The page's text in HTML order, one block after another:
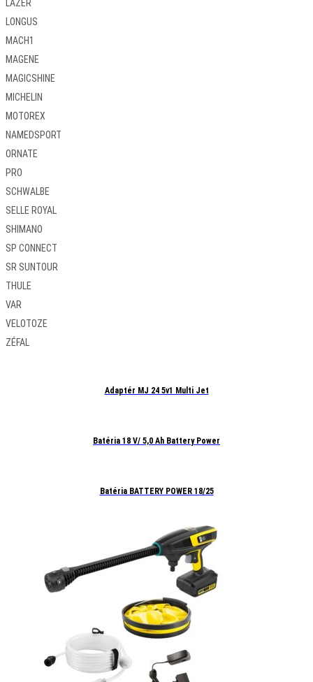
LAZER
LONGUS
MACH1
MAGENE
MAGICSHINE
MICHELIN
MOTOREX
NAMEDSPORT
ORNATE
PRO
SCHWALBE
SELLE ROYAL
SHIMANO
SP CONNECT
SR SUNTOUR
THULE
VAR
VELOTOZE
ZÉFAL
Adaptér MJ 24 5v1 Multi Jet
Batéria 18 V/ 5,0 Ah Battery Power
Batéria BATTERY POWER 18/25